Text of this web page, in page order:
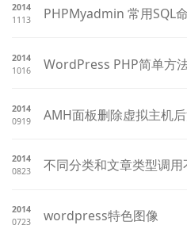
2014
1113
PHPMyadmin 常用SQL
2014
1016
WordPress PHP简单方
2014
0919
AMH面板删除虚拟主机
2014
0823
不同分类和文章类型调
2014
0723
wordpress特色图像